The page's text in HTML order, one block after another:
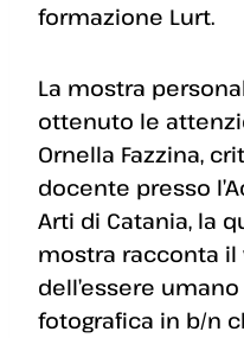
formazione Lurt.
La mostra
ottenuto le
Ornella Fazzina,
docente presso
Arti di Catania, la
mostra racconta il
dell’essere
fotografica in b/n